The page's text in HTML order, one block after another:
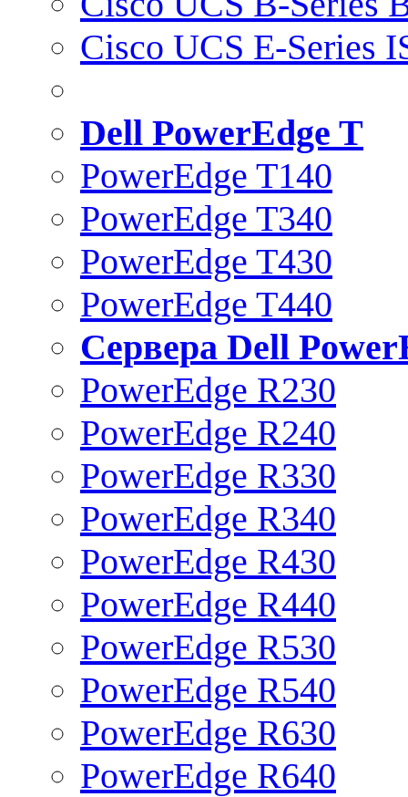
Cisco UCS E-Series
Dell PowerEdge T
PowerEdge T140
PowerEdge T340
PowerEdge T430
PowerEdge T440
Сервера Dell
PowerEdge R230
PowerEdge R240
PowerEdge R330
PowerEdge R340
PowerEdge R430
PowerEdge R440
PowerEdge R530
PowerEdge R540
PowerEdge R630
PowerEdge R640